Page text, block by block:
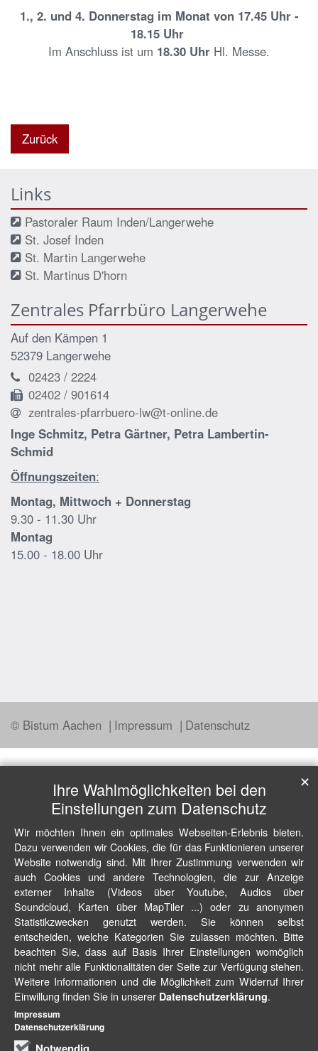
1., 2. und 4. Donnerstag im Monat von 17.45 Uhr -
18.15 Uhr
Im Anschluss ist um 18.30 Uhr Hl. Messe.
Zurück
Links
Pastoraler Raum Inden/Langerwehe
St. Josef Inden
St. Martin Langerwehe
St. Martinus D'horn
Zentrales Pfarrbüro Langerwehe
Auf den Kämpen 1
52379 Langerwehe
02423 / 2224
02402 / 901614
zentrales-pfarrbuero-lw@t-online.de
Inge Schmitz, Petra Gärtner, Petra Lambertin-
Schmid
Öffnungszeiten:
Montag, Mittwoch + Donnerstag
9.30 - 11.30 Uhr
Montag
15.00 - 18.00 Uhr
© Bistum Aachen Impressum Datenschutz
Ihre Wahlmöglichkeiten bei den
Einstellungen zum Datenschutz
Wir möchten Ihnen ein optimales Webseiten-Erlebnis bieten.
Dazu verwenden wir Cookies, die für das Funktionieren unserer
Website notwendig sind. Mit Ihrer Zustimmung verwenden wir
auch Cookies und andere Technologien, die zur Anzeige
externer Inhalte (Videos über Youtube, Audios über
Soundcloud, Karten über MapTiler ...) oder zu anonymen
Statistikzwecken genutzt werden. Sie können selbst
entscheiden, welche Kategorien Sie zulassen möchten. Bitte
beachten Sie, dass auf Basis Ihrer Einstellungen womöglich
nicht mehr alle Funktionalitäten der Seite zur Verfügung stehen.
Weitere Informationen und die Möglichkeit zum Widerruf Ihrer
Einwillung finden Sie in unserer Datenschutzerklärung.
✕
Impressum
Datenschutzerklärung